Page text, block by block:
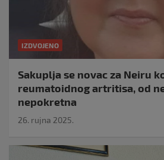
IZDVOJENO
Sakuplja se novac za Neiru
reumatoidnog artritisa, od
nepokretna
26. rujna 2025.